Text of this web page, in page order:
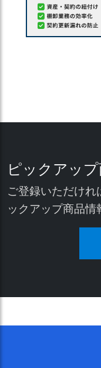
ピックアッ
ご登録いただけ
ックアップ商品情